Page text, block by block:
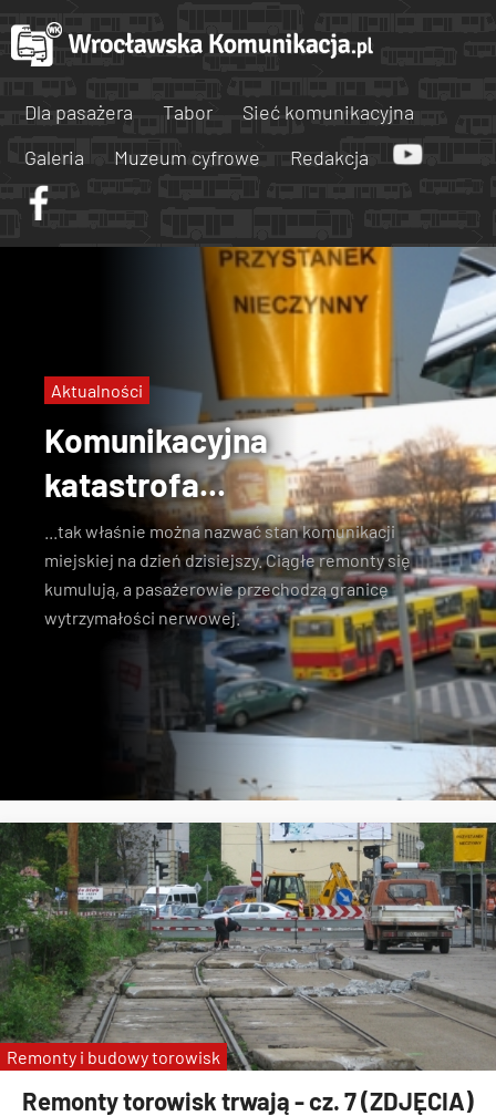
Dla pasażera Tabor
Sieć komunikacyjna
Galeria
Muzeum cyfrowe Redakcja
Komunikacyjna
katastrofa...
...tak właśnie można nazwać stan komunikacji
miejskiej na dzień dzisiejszy. Ciągłe remonty się
kumulują, a pasażerowie przechodzą granicę
wytrzymałości nerwowej.
Aktualności
Remonty torowisk trwają - cz. 7 (ZDJĘCIA)
Remonty i budowy torowisk